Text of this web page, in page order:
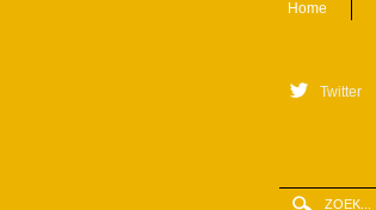
Home
Twitter
Zoeken